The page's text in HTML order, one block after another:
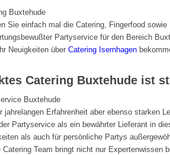
Sie einfach mal die Catering, Fingerfood
Partyservice für den Bereich
Neuigkeiten über Catering Isernhagen
Catering Buxtehude ist
jahrelangen Erfahrenheit aber ebenso starken
Partyservice als ein bewährter Lieferant in
als auch für persönliche Partys
Catering Team bringt nicht nur Expertenwissen